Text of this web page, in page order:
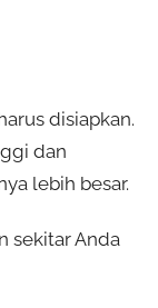
disiapkan.
dan
lebih besar.
sekitar Anda